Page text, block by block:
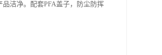
洁净。配套PFA盖子，防尘防挥